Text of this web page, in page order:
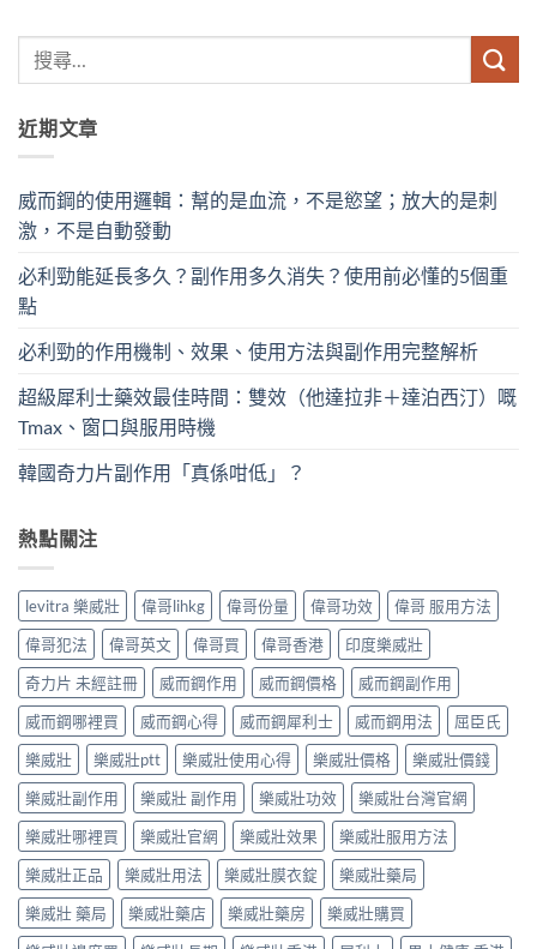
近期文章
威而鋼的使用邏輯：幫的是血流，不是慾望；放大的是刺
激，不是自動發動
必利勁能延長多久？副作用多久消失？使用前必懂的5個重
點
必利勁的作用機制、效果、使用方法與副作用完整解析
超級犀利士藥效最佳時間：雙效（他達拉非＋達泊西汀）嘅
Tmax、窗口與服用時機
韓國奇力片副作用「真係咁低」？
熱點關注
levitra 樂威壯 偉哥lihkg 偉哥份量 偉哥功效
偉哥 服用方法
偉哥犯法
偉哥英文 偉哥買 偉哥香港
印度樂威壯
奇力片 未經註冊
威而鋼作用 威而鋼價格
威而鋼副作用
威而鋼哪裡買
威而鋼心得 威而鋼犀利士 威而鋼用法
屈臣氏
樂威壯
樂威壯ptt 樂威壯使用心得 樂威壯價格
樂威壯價錢
樂威壯副作用
樂威壯 副作用 樂威壯功效
樂威壯台灣官網
樂威壯哪裡買
樂威壯官網 樂威壯效果
樂威壯服用方法
樂威壯正品
樂威壯用法 樂威壯膜衣錠
樂威壯藥局
樂威壯 藥局
樂威壯藥店 樂威壯藥房
樂威壯購買